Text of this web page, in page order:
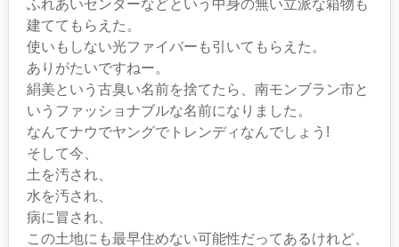
ふれあいセンターなどという中身の無い立派な箱物も
建ててもらえた。
使いもしない光ファイバーも引いてもらえた。
ありがたいですねー。
絹美という古臭い名前を捨てたら、南モンブラン市と
いうファッショナブルな名前になりました。
なんてナウでヤングでトレンディなんでしょう!
そして今、
土を汚され、
水を汚され、
病に冒され、
この土地にも最早住めない可能性だってあるけれど、